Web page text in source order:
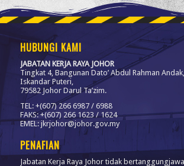
HUBUNGI KAMI
JABATAN KERJA RAYA JOHOR
Tingkat 4, Bangunan Dato’ Abdul Rahman
Iskandar Puteri,
79582 Johor Darul Ta’zim.
TEL: +(607) 266 6987 / 6988
FAKS: +(607) 266 1623 / 1624
EMEL: jkrjohor@johor.gov.my
PENAFIAN
Jabatan Kerja Raya Johor tidak